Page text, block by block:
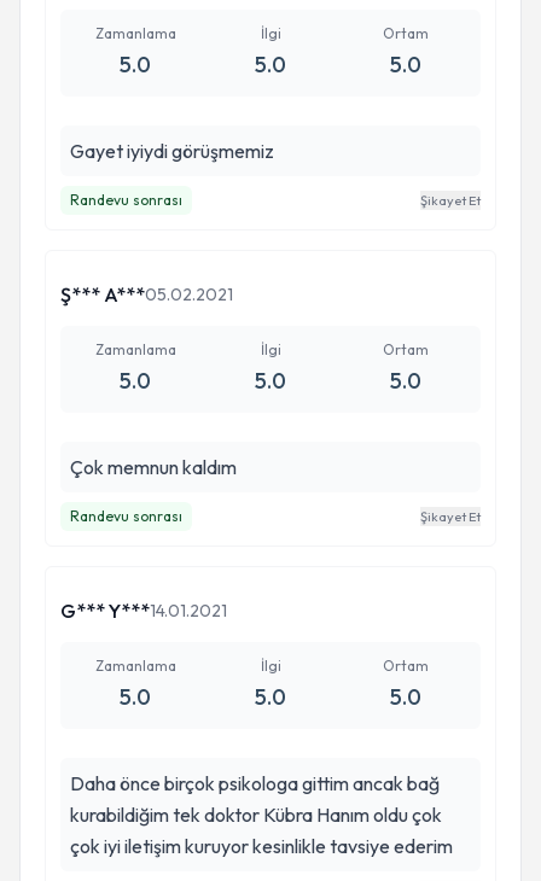
Zamanlama
5.0
İlgi
5.0
Ortam
5.0
Gayet iyiydi görüşmemiz
Randevu sonrası Şikayet Et
Ş*** A***05.02.2021
Zamanlama
5.0
İlgi
5.0
Ortam
5.0
Çok memnun kaldım
Randevu sonrası Şikayet Et
G*** Y***14.01.2021
Zamanlama
5.0
İlgi
5.0
Ortam
5.0
Daha önce birçok psikologa gittim ancak bağ
kurabildiğim tek doktor Kübra Hanım oldu çok
çok iyi iletişim kuruyor kesinlikle tavsiye ederim